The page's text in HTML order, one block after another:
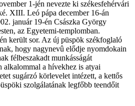
1-jén nevezte ki székesfehérvári
XIII. Leó pápa december 16-án
január 19-én Császka György
az Egyetemi-templomban.
került sor. Az új püspök székfoglaló
hogy nagynevû elődje nyomdokain
félbeszakadt munkásságát
a hívekhez is atyai
sugárzó körlevelet intézett, a kettős
szolgálatának legfőbb teendőit